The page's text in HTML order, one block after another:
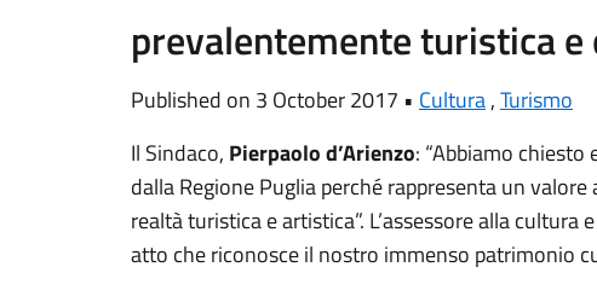
prevalentemente turistica e
Published on 3 October 2017 • Cultura,Turismo
Il Sindaco, Pierpaolo d’Arienzo: “Abbiamo
dalla Regione Puglia perché rappresenta un
realtà turistica e artistica”. L’assessore alla cultura
atto che riconosce il nostro immenso patrimonio